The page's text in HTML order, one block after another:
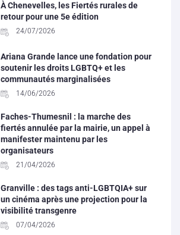
À Chenevelles, les Fiertés rurales de
retour pour une 5e édition
24/07/2026
Ariana Grande lance une fondation pour
soutenir les droits LGBTQ+ et les
communautés marginalisées
14/06/2026
Faches-Thumesnil : la marche des
fiertés annulée par la mairie, un appel à
manifester maintenu par les
organisateurs
21/04/2026
Granville : des tags anti-LGBTQIA+ sur
un cinéma après une projection pour la
visibilité transgenre
07/04/2026